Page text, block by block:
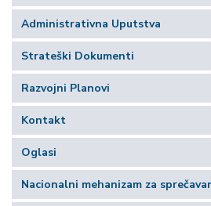
Administrativna Uputstva
Strateški Dokumenti
Razvojni Planovi
Kontakt
Oglasi
Nacionalni mehanizam za